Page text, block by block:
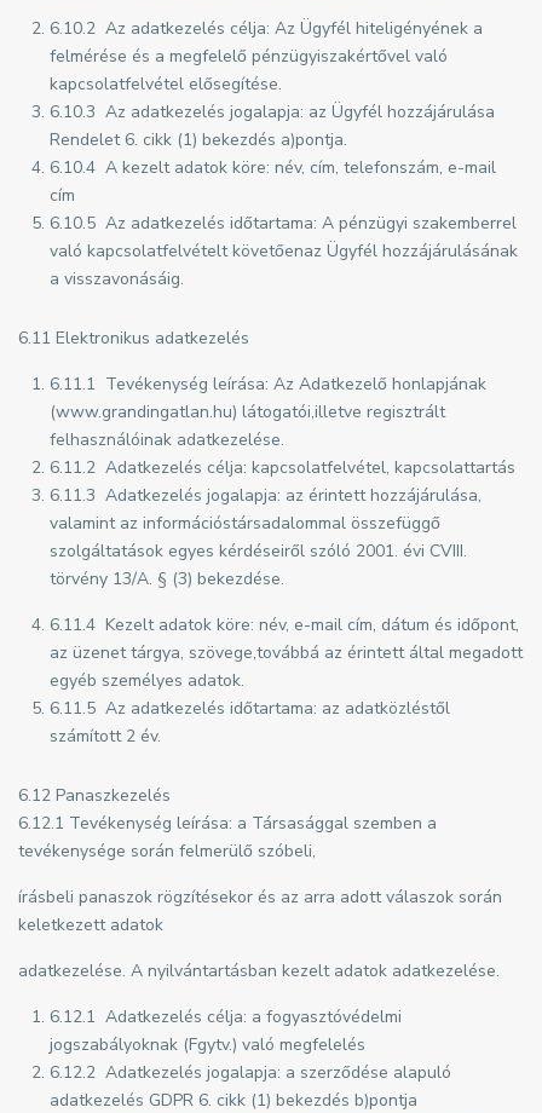
6.10.2 Az adatkezelés célja: Az Ügyfél hiteligényének a
felmérése és a megfelelő pénzügyiszakértővel való
kapcsolatfelvétel elősegítése.
6.10.3 Az adatkezelés jogalapja: az Ügyfél hozzájárulása
Rendelet 6. cikk (1) bekezdés a)pontja.
6.10.4 A kezelt adatok köre: név, cím, telefonszám, e-mail
cím
6.10.5 Az adatkezelés időtartama: A pénzügyi szakemberrel
való kapcsolatfelvételt követőenaz Ügyfél hozzájárulásának
a visszavonásáig.
6.11 Elektronikus adatkezelés
6.11.1 Tevékenység leírása: Az Adatkezelő honlapjának
(www.grandingatlan.hu) látogatói,illetve regisztrált
felhasználóinak adatkezelése.
6.11.2 Adatkezelés célja: kapcsolatfelvétel, kapcsolattartás
6.11.3 Adatkezelés jogalapja: az érintett hozzájárulása,
valamint az információstársadalommal összefüggő
szolgáltatások egyes kérdéseiről szóló 2001. évi CVIII.
törvény 13/A. § (3) bekezdése.
6.11.4 Kezelt adatok köre: név, e-mail cím, dátum és időpont,
az üzenet tárgya, szövege,továbbá az érintett által megadott
egyéb személyes adatok.
6.11.5 Az adatkezelés időtartama: az adatközléstől
számított 2 év.
6.12 Panaszkezelés
6.12.1 Tevékenység leírása: a Társasággal szemben a
tevékenysége során felmerülő szóbeli,
írásbeli panaszok rögzítésekor és az arra adott válaszok során
keletkezett adatok
adatkezelése. A nyilvántartásban kezelt adatok adatkezelése.
6.12.1 Adatkezelés célja: a fogyasztóvédelmi
jogszabályoknak (Fgytv.) való megfelelés
6.12.2 Adatkezelés jogalapja: a szerződése alapuló
adatkezelés GDPR 6. cikk (1) bekezdés b)pontja